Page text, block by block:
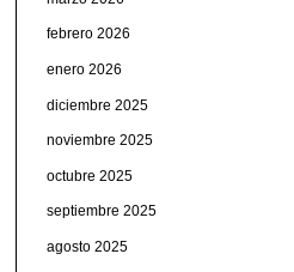
febrero 2026
enero 2026
diciembre 2025
noviembre 2025
octubre 2025
septiembre 2025
agosto 2025